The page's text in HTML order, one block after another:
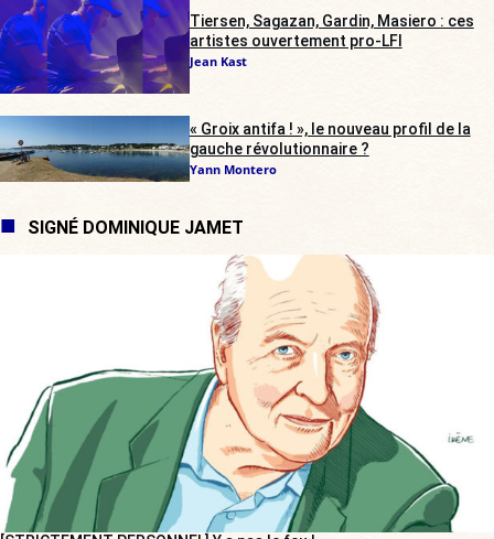
Tiersen, Sagazan, Gardin, Masiero : ces
artistes ouvertement pro-LFI
Jean Kast
« Groix antifa ! », le nouveau profil de la
gauche révolutionnaire ?
Yann Montero
SIGNÉ DOMINIQUE JAMET